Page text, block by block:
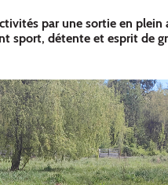
par une sortie en
sport, détente et esprit de